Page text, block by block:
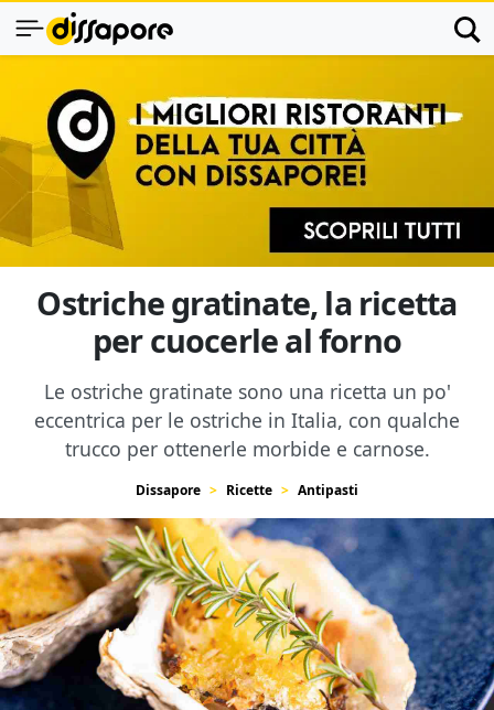
Ostriche gratinate, la ricetta
per cuocerle al forno
Le ostriche gratinate sono una ricetta un po'
eccentrica per le ostriche in Italia, con qualche
trucco per ottenerle morbide e carnose.
Dissapore Ricette Antipasti